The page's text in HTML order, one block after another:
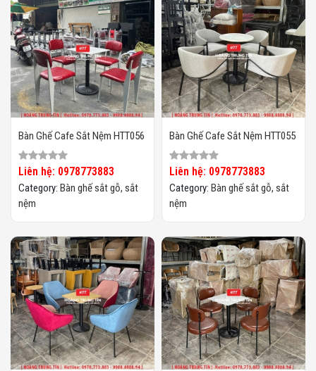
Bàn Ghế Cafe Sắt Nệm HTT056
Liên hệ: 0978773883
Category: Bàn ghế sắt gỗ, sắt
nệm
Bàn Ghế Cafe Sắt Nệm HTT055
Liên hệ: 0978773883
Category: Bàn ghế sắt gỗ, sắt
nệm